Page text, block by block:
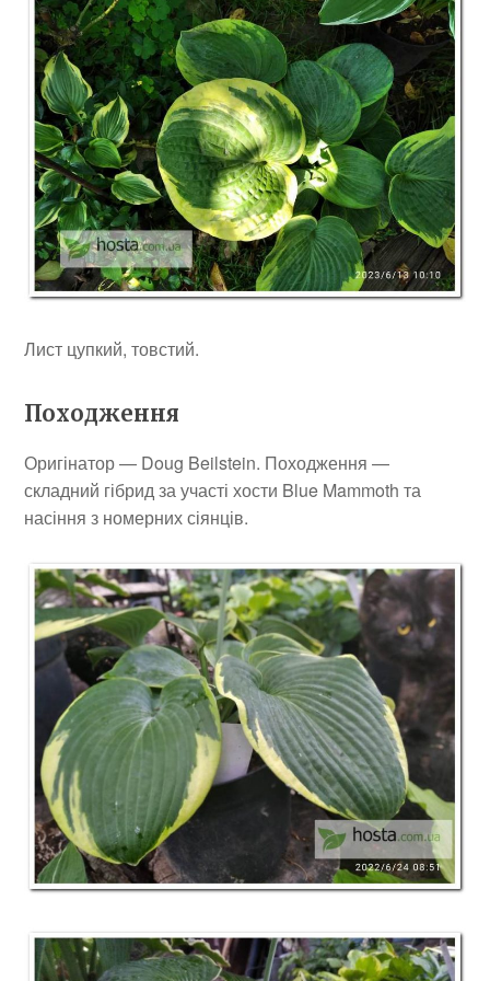
Лист цупкий, товстий.
Походження
Оригінатор — Doug Beilstein. Походження —
складний гібрид за участі хости Blue Mammoth та
насіння з номерних сіянців.